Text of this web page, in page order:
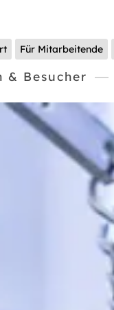
Für Mitarbeitende
& Besucher